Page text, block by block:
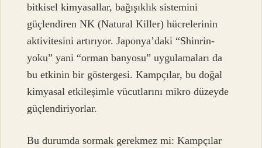
bitkisel kimyasallar, bağışıklık sistemini
güçlendiren NK (Natural Killer) hücrelerinin
aktivitesini artırıyor. Japonya’daki “Shinrin-
yoku” yani “orman banyosu” uygulamaları da
bu etkinin bir göstergesi. Kampçılar, bu doğal
kimyasal etkileşimle vücutlarını mikro düzeyde
güçlendiriyorlar.
Bu durumda sormak gerekmez mi: Kampçılar